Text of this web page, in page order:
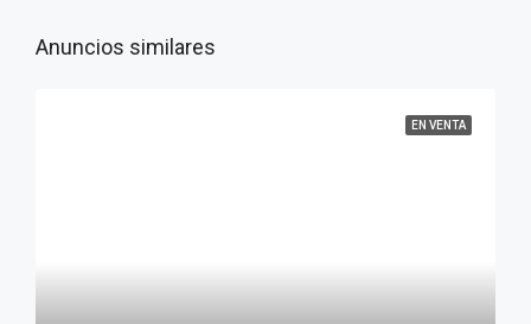
Anuncios similares
EN VENTA